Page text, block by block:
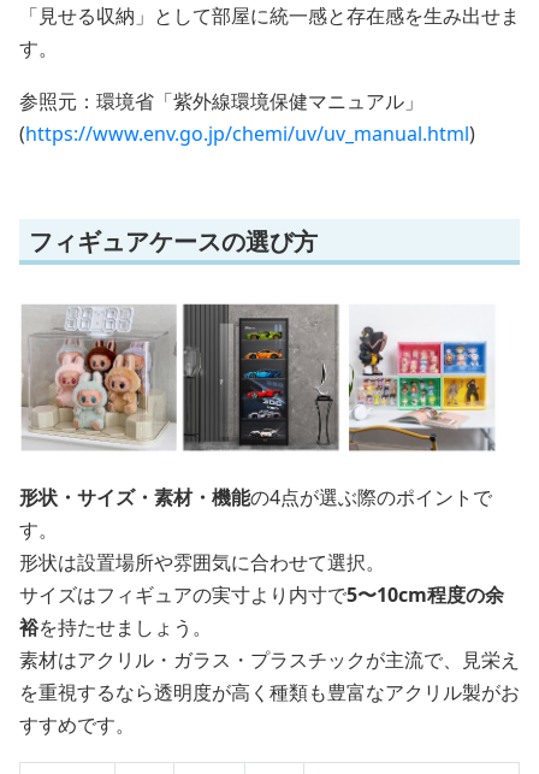
「見せる収納」として部屋に統一感と存在感を生み出せま
す。
参照元：環境省「紫外線環境保健マニュアル」
(https://www.env.go.jp/chemi/uv/uv_manual.html)
フィギュアケースの選び方
形状・サイズ・素材・機能の4点が選ぶ際のポイントで
す。
形状は設置場所や雰囲気に合わせて選択。
サイズはフィギュアの実寸より内寸で5〜10cm程度の余
裕を持たせましょう。
素材はアクリル・ガラス・プラスチックが主流で、見栄え
を重視するなら透明度が高く種類も豊富なアクリル製がお
すすめです。